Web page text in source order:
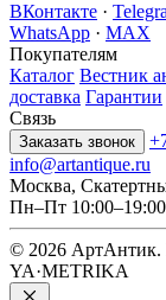
ВКонтакте ·
WhatsApp · MAX
Покупателям
Каталог Вестник
доставка Гарантии
Связь
Заказать звонок
info@artantique.ru
Москва,
Пн–Пт 10:00–19:00
© 2026 АртАнтик.
YA·METRIKA